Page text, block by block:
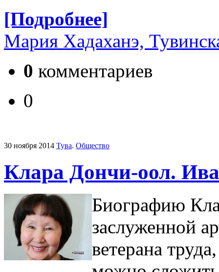
[Подробнее]
Мария Хадаханэ,
0 комментариев
0
30 ноября 2014 Тува. Общество
Клара Дончи-оол.
Биографию
заслуженной
ветерана